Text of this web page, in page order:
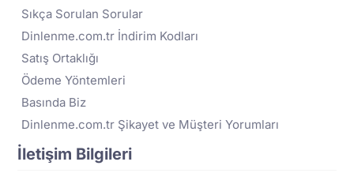
Sıkça Sorulan Sorular
Dinlenme.com.tr İndirim Kodları
Satış Ortaklığı
Ödeme Yöntemleri
Basında Biz
Dinlenme.com.tr Şikayet ve Müşteri Yorumları
İletişim Bilgileri